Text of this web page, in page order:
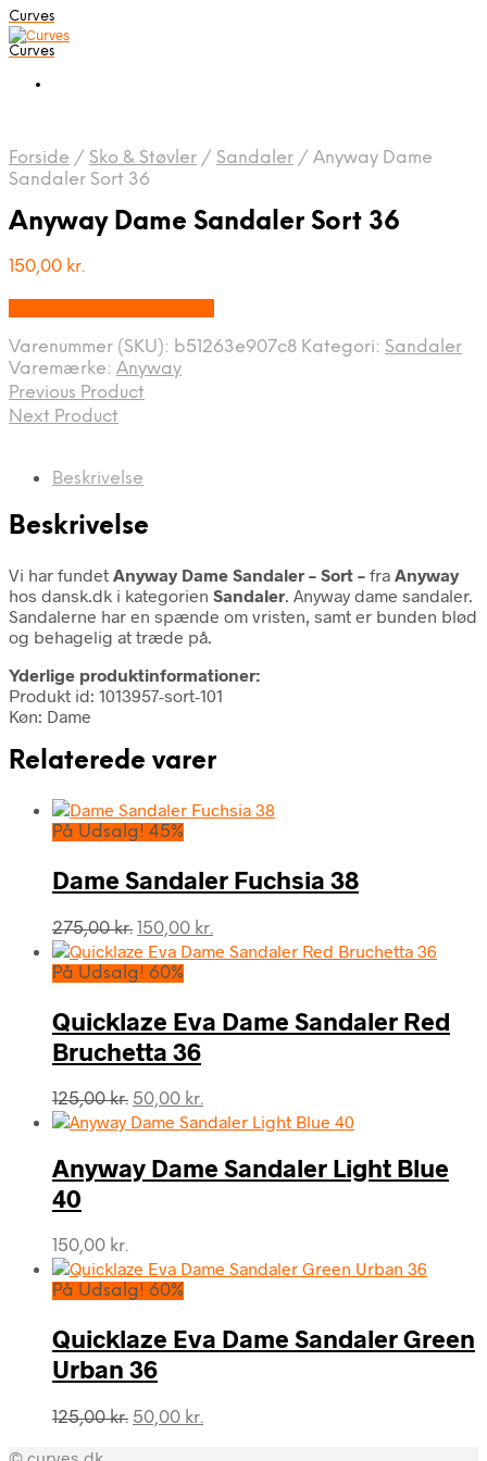
Curves
Curves
Forside / Sko & Støvler / Sandaler / Anyway Dame
Sandaler Sort 36
Anyway Dame Sandaler Sort 36
150,00 kr.
Varenummer (SKU): b51263e907c8 Kategori: Sandaler
Varemærke: Anyway
Previous Product
Next Product
Beskrivelse
Beskrivelse
Vi har fundet Anyway Dame Sandaler – Sort – fra Anyway
hos dansk.dk i kategorien Sandaler. Anyway dame sandaler.
Sandalerne har en spænde om vristen, samt er bunden blød
og behagelig at træde på.
Yderlige produktinformationer:
Produkt id: 1013957-sort-101
Køn: Dame
Relaterede varer
På Udsalg! 45%
Dame Sandaler Fuchsia 38
275,00kr. Den
oprindelige
pris
275,00 kr..
150,00 kr.
aktuelle
150,00 kr..
På Udsalg! 60%
Quicklaze Eva Dame Sandaler Red
Bruchetta 36
125,00kr. Den
oprindelige
var:
125,00 kr..
50,00 kr.
aktuelle
er:
50,00 kr..
Anyway Dame Sandaler Light Blue
40
150,00 kr.
På Udsalg! 60%
Quicklaze Eva Dame Sandaler Green
Urban 36
125,00kr. Den
50,00 kr.
© curves.dk